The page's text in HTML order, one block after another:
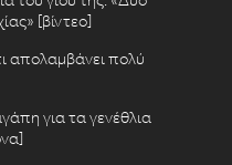
[βίντεο]
απολαμβάνει πολύ
για τα γενέθλια